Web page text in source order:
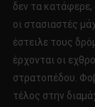
δεν τα κατάφερε,
οι στασιαστές
έστειλε τους
έρχονται οι
στρατοπέδου.
τέλος στην